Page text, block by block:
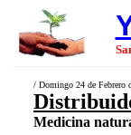
/ Domingo 24 de Febrero
Medicina